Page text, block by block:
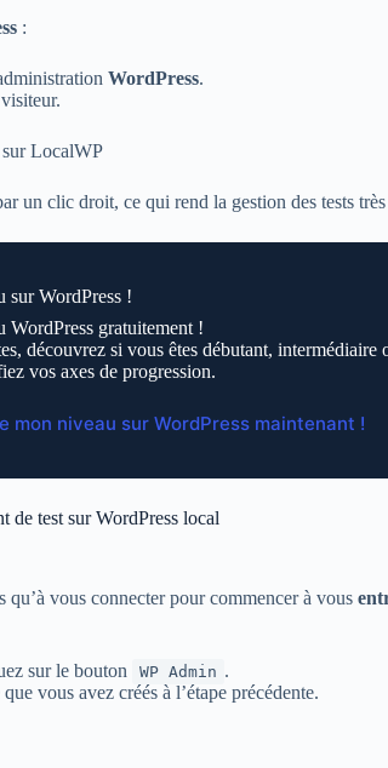
:
WordPress.
un clic droit, ce qui rend la gestion des tests
sur WordPress !
WordPress gratuitement !
découvrez si vous êtes débutant, intermédiaire
vos axes de progression.
mon niveau sur WordPress maintenant !
de test sur WordPress local
qu’à vous connecter pour commencer à vous
sur le bouton WP Admin .
vous avez créés à l’étape précédente.